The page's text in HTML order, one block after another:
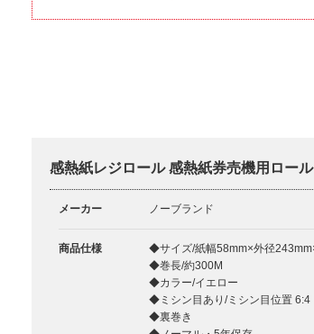
感熱紙レジロール 感熱紙券売機用ロー
メーカー ノーブランド
商品仕様
◆サイズ/紙幅58mm×外径
◆巻長/約300M
◆カラー/イエロー
◆ミシン目あり/ミシン目位置 6:4
◆裏巻き